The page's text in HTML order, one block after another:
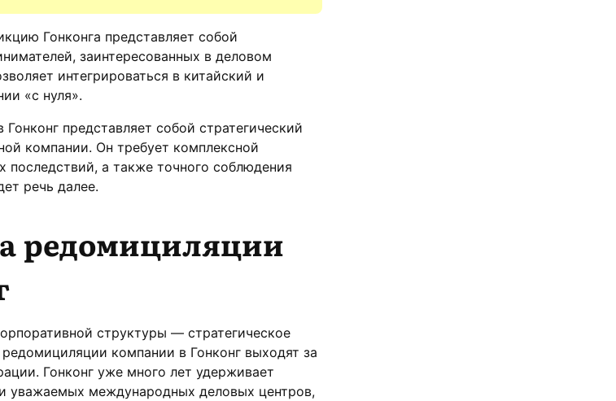
Гонконга представляет собой
заинтересованных в деловом
интегрироваться в китайский и
«с нуля».
представляет собой стратегический
компании. Он требует комплексной
последствий, а также точного соблюдения
речь далее.
редомициляции
структуры — стратегическое
компании в Гонконг выходят за
Гонконг уже много лет удерживает
уважаемых международных деловых центров,